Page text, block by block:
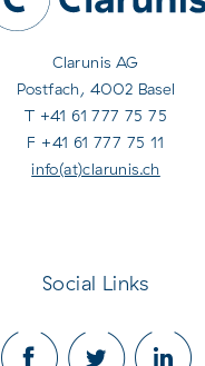
Clarunis AG
Postfach, 4002 Basel
T +41 61 777 75 75
F +41 61 777 75 11
info(at)clarunis.ch
Social Links